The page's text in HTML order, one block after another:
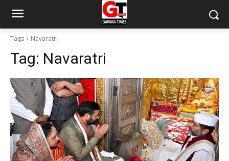
Tags Navaratri
Tag: Navaratri